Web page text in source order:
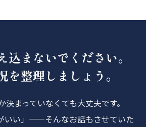
込まないでください。
を整理しましょう。
決まっていなくても大丈夫です。
いい」——そんなお話もさせていた